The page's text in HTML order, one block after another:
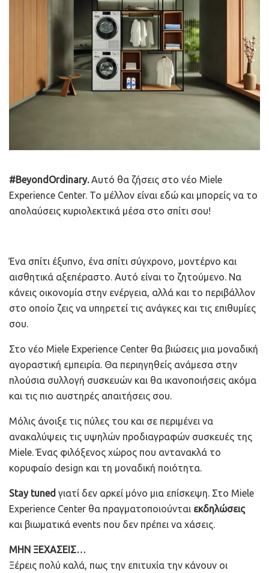
#BeyondOrdinary.Αυτό θα ζήσεις στο νέο Miele
Experience Center. Το μέλλον είναι εδώ και μπορείς να το
απολαύσεις κυριολεκτικά μέσα στο σπίτι σου!
Ένα σπίτι έξυπνο, ένα σπίτι σύγχρονο, μοντέρνο και
αισθητικά αξεπέραστο. Αυτό είναι το ζητούμενο. Να
κάνεις οικονομία στην ενέργεια, αλλά και το περιβάλλον
στο οποίο ζεις να υπηρετεί τις ανάγκες και τις επιθυμίες
σου.
Στο νέο Miele Experience Center θα βιώσεις μια μοναδική
αγοραστική εμπειρία. Θα περιηγηθείς ανάμεσα στην
πλούσια συλλογή συσκευών και θα ικανοποιήσεις ακόμα
και τις πιο αυστηρές απαιτήσεις σου.
Μόλις άνοιξε τις πύλες του και σε περιμένει να
ανακαλύψεις τις υψηλών προδιαγραφών συσκευές της
Miele. Ένας φιλόξενος χώρος που αντανακλά το
κορυφαίο design και τη μοναδική ποιότητα.
Stay tuned γιατί δεν αρκεί μόνο μια επίσκεψη. Στο Miele
Experience Center θα πραγματοποιούνται εκδηλώσεις
και βιωματικά events που δεν πρέπει να χάσεις.
ΜΗΝ ΞΕΧΑΣΕΙΣ…
Ξέρεις πολύ καλά, πως την επιτυχία την κάνουν οι